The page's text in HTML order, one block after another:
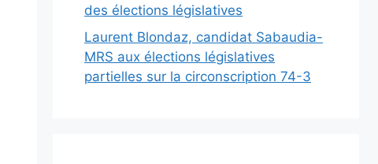
des élections législatives
Laurent Blondaz, candidat Sabaudia-
MRS aux élections législatives
partielles sur la circonscription 74-3